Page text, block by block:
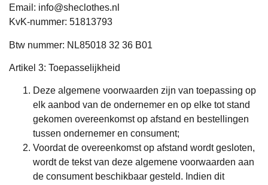
Email: info@sheclothes.nl
KvK-nummer: 51813793
Btw nummer: NL85018 32 36 B01
Artikel 3: Toepasselijkheid
Deze algemene voorwaarden zijn van toepassing op
elk aanbod van de ondernemer en op elke tot stand
gekomen overeenkomst op afstand en bestellingen
tussen ondernemer en consument;
Voordat de overeenkomst op afstand wordt gesloten,
wordt de tekst van deze algemene voorwaarden aan
de consument beschikbaar gesteld. Indien dit